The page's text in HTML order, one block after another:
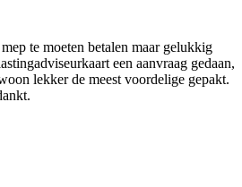
te moeten betalen maar gelukkig
een aanvraag gedaan,
lekker de meest voordelige gepakt.